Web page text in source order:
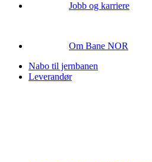
Jobb og karriere
Om Bane NOR
Nabo til jernbanen
Leverandør